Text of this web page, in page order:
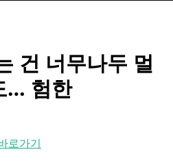
건 너무나두 멀
… 험한
로가기